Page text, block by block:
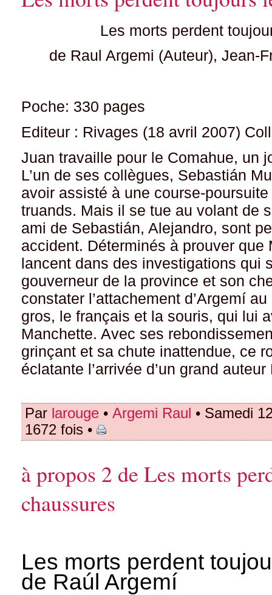
Les morts perdent
de Raul Argemi (Auteur),
Poche: 330 pages
Editeur : Rivages (18 avril 2007)
Juan travaille pour le Comahue, un
L’un de ses collègues, Sebastián
avoir assisté à une course-
truands. Mais il se tue au volant de
ami de Sebastián, Alejandro, sont
accident. Déterminés à prouver
lancent dans des investigations qui
gouverneur de la province et son
constater l’attachement d’Argemí
gros, le français et la souris, qui lui
Manchette. Avec ses
grinçant et sa chute inattendue, ce
éclatante l’arrivée d’un grand
Par larouge • Argemi Raul • Samedi
1672 fois •
à propos 2 de Les morts
chaussures
Les morts perdent
de Raúl Argemí